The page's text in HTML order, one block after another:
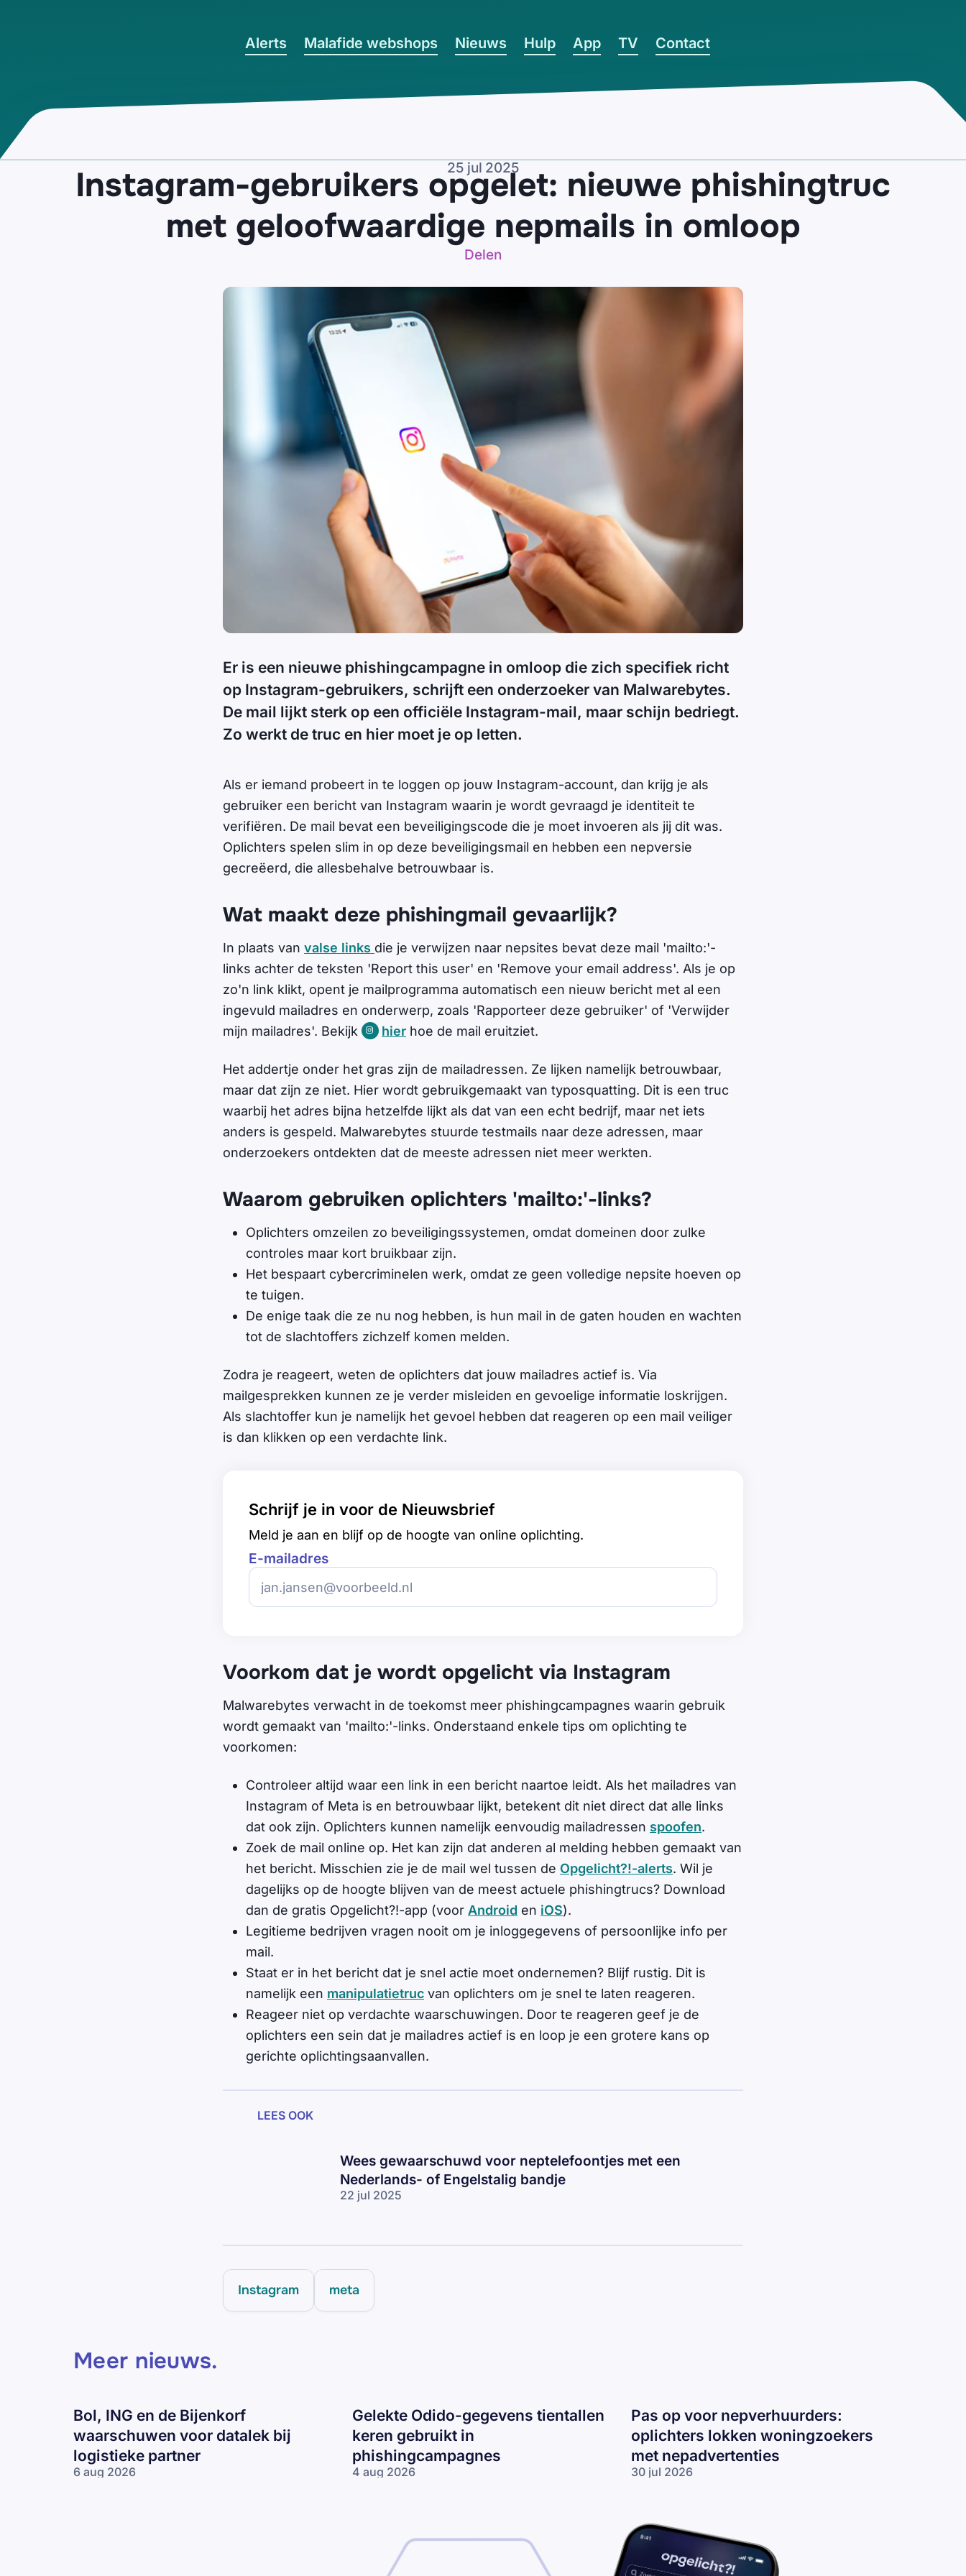
Alerts Malafide webshops Nieuws Hulp App TV Contact
25 jul 2025
Instagram-gebruikers opgelet: nieuwe phishingtruc
met geloofwaardige nepmails in omloop
Delen
Er is een nieuwe phishingcampagne in omloop die zich specifiek richt
op Instagram-gebruikers, schrijft een onderzoeker van Malwarebytes.
De mail lijkt sterk op een officiële Instagram-mail, maar schijn bedriegt.
Zo werkt de truc en hier moet je op letten.
Als er iemand probeert in te loggen op jouw Instagram-account, dan krijg je als
gebruiker een bericht van Instagram waarin je wordt gevraagd je identiteit te
verifiëren. De mail bevat een beveiligingscode die je moet invoeren als jij dit was.
Oplichters spelen slim in op deze beveiligingsmail en hebben een nepversie
gecreëerd, die allesbehalve betrouwbaar is.
Wat maakt deze phishingmail gevaarlijk?
In plaats van valse links die je verwijzen naar nepsites bevat deze mail 'mailto:'-
links achter de teksten 'Report this user' en 'Remove your email address'. Als je op
zo'n link klikt, opent je mailprogramma automatisch een nieuw bericht met al een
ingevuld mailadres en onderwerp, zoals 'Rapporteer deze gebruiker' of 'Verwijder
mijn mailadres'. Bekijk
hier hoe de mail eruitziet.
Het addertje onder het gras zijn de mailadressen. Ze lijken namelijk betrouwbaar,
maar dat zijn ze niet. Hier wordt gebruikgemaakt van typosquatting. Dit is een truc
waarbij het adres bijna hetzelfde lijkt als dat van een echt bedrijf, maar net iets
anders is gespeld. Malwarebytes stuurde testmails naar deze adressen, maar
onderzoekers ontdekten dat de meeste adressen niet meer werkten.
Waarom gebruiken oplichters 'mailto:'-links?
Oplichters omzeilen zo beveiligingssystemen, omdat domeinen door zulke
controles maar kort bruikbaar zijn.
Het bespaart cybercriminelen werk, omdat ze geen volledige nepsite hoeven op
te tuigen.
De enige taak die ze nu nog hebben, is hun mail in de gaten houden en wachten
tot de slachtoffers zichzelf komen melden.
Zodra je reageert, weten de oplichters dat jouw mailadres actief is. Via
mailgesprekken kunnen ze je verder misleiden en gevoelige informatie loskrijgen.
Als slachtoffer kun je namelijk het gevoel hebben dat reageren op een mail veiliger
is dan klikken op een verdachte link.
Schrijf je in voor de Nieuwsbrief
Meld je aan en blijf op de hoogte van online oplichting.
E-mailadres
Voorkom dat je wordt opgelicht via Instagram
Malwarebytes verwacht in de toekomst meer phishingcampagnes waarin gebruik
wordt gemaakt van 'mailto:'-links. Onderstaand enkele tips om oplichting te
voorkomen:
Controleer altijd waar een link in een bericht naartoe leidt. Als het mailadres van
Instagram of Meta is en betrouwbaar lijkt, betekent dit niet direct dat alle links
dat ook zijn. Oplichters kunnen namelijk eenvoudig mailadressen spoofen.
Zoek de mail online op. Het kan zijn dat anderen al melding hebben gemaakt van
het bericht. Misschien zie je de mail wel tussen de Opgelicht?!-alerts. Wil je
dagelijks op de hoogte blijven van de meest actuele phishingtrucs? Download
dan de gratis Opgelicht?!-app (voor Android en iOS).
Legitieme bedrijven vragen nooit om je inloggegevens of persoonlijke info per
mail.
Staat er in het bericht dat je snel actie moet ondernemen? Blijf rustig. Dit is
namelijk een manipulatietruc van oplichters om je snel te laten reageren.
Reageer niet op verdachte waarschuwingen. Door te reageren geef je de
oplichters een sein dat je mailadres actief is en loop je een grotere kans op
gerichte oplichtingsaanvallen.
LEES OOK
Wees gewaarschuwd voor neptelefoontjes met een
Nederlands- of Engelstalig bandje
22 jul 2025
Instagram meta
Meer nieuws.
Bol, ING en de Bijenkorf
waarschuwen voor datalek bij
logistieke partner
6 aug 2026
Gelekte Odido-gegevens tientallen
keren gebruikt in
phishingcampagnes
4 aug 2026
Pas op voor nepverhuurders:
oplichters lokken woningzoekers
met nepadvertenties
30 jul 2026
lokken
woningzoekers
nepadvertenties